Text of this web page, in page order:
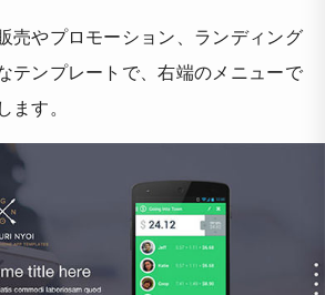
売やプロモーション、ランディング
テンプレートで、右端のメニューで
す。